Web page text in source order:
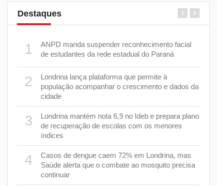
Destaques
1
ANPD manda suspender reconhecimento facial
de estudantes da rede estadual do Paraná
2
Londrina lança plataforma que permite à
população acompanhar o crescimento e dados da
cidade
3
Londrina mantém nota 6,9 no Ideb e prepara plano
de recuperação de escolas com os menores
índices
4
Casos de dengue caem 72% em Londrina, mas
Saúde alerta que o combate ao mosquito precisa
continuar